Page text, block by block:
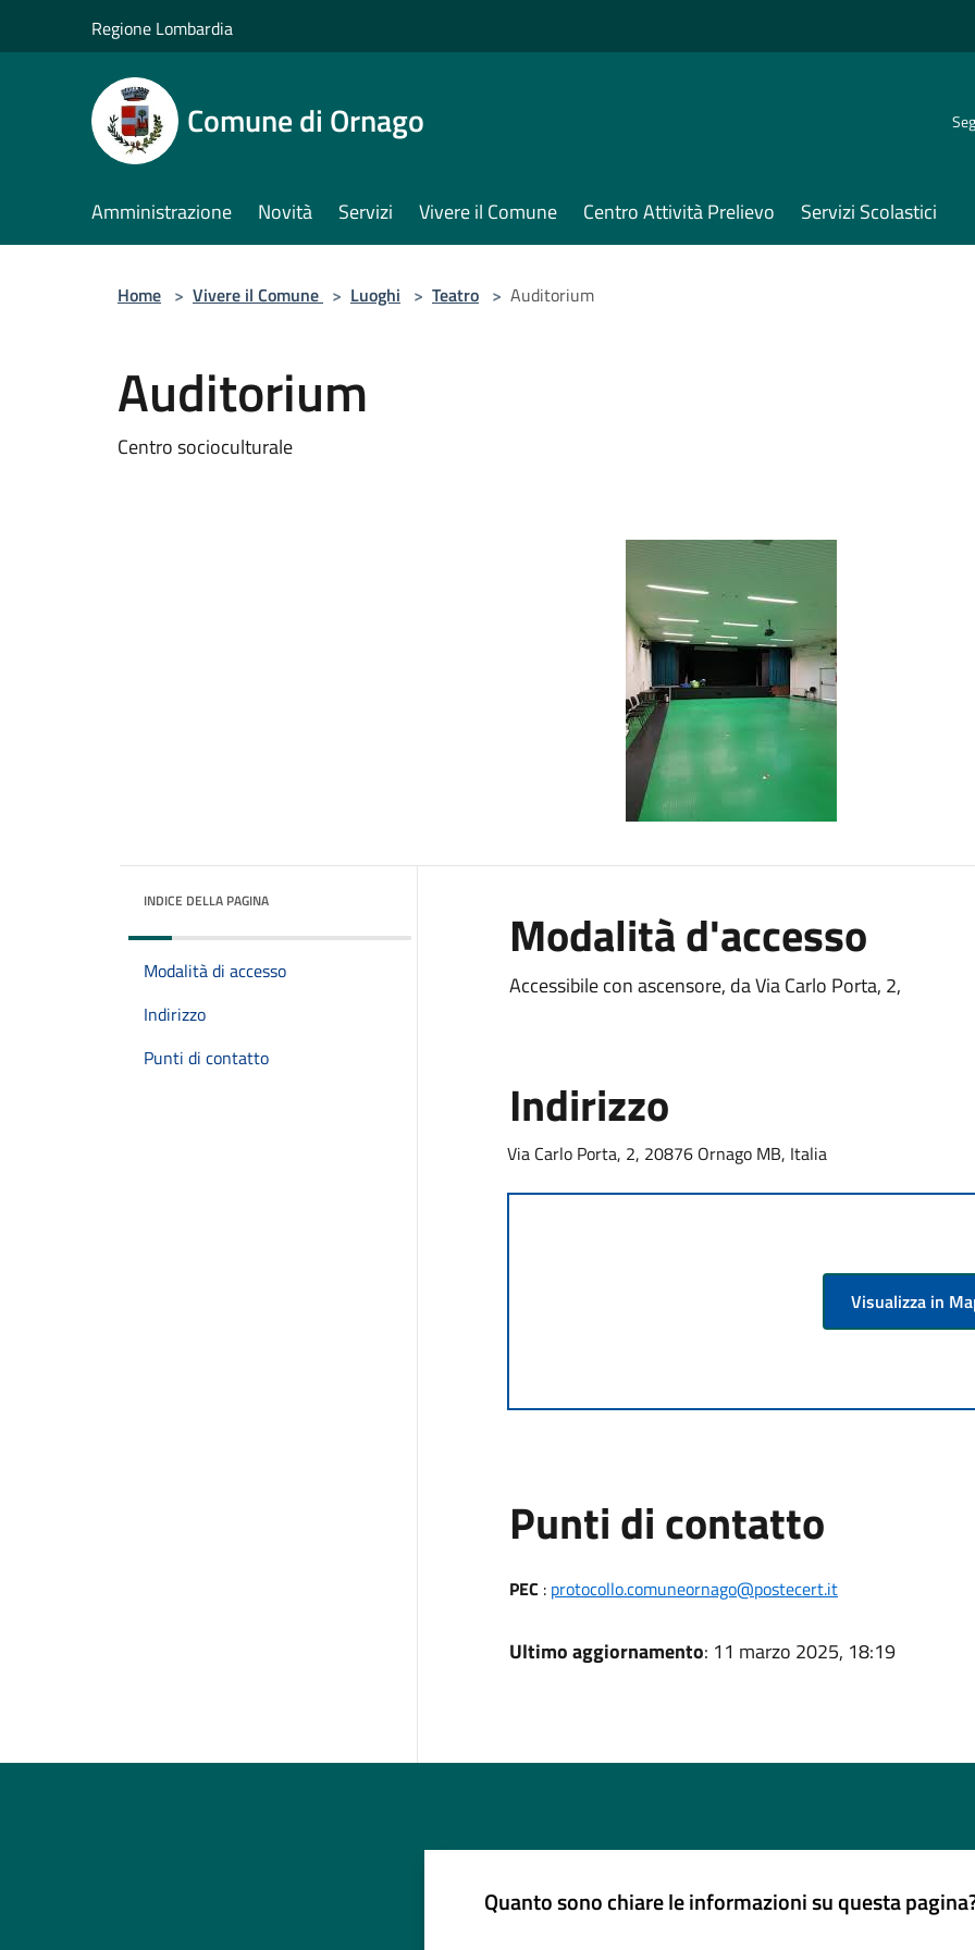
Regione Lombardia
Comune di Ornago
Amministrazione Novità Servizi Vivere il Comune Centro Attività Prelievo Servizi Scolastici
Home > Vivere il Comune > Luoghi > Teatro > Auditorium
Auditorium
Centro socioculturale
INDICE DELLA PAGINA
Modalità di accesso
Indirizzo
Punti di contatto
Modalità d'accesso
Accessibile con ascensore, da Via Carlo Porta, 2,
Indirizzo
Via Carlo Porta, 2, 20876 Ornago MB, Italia
Visualizza in
Punti di contatto
PEC : protocollo.comuneornago@postecert.it
Ultimo aggiornamento: 11 marzo 2025, 18:19
Quanto sono chiare le informazioni su questa